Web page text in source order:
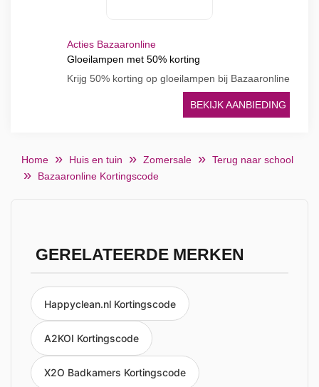
Acties Bazaaronline
Gloeilampen met 50% korting
Krijg 50% korting op gloeilampen bij Bazaaronline
BEKIJK AANBIEDING
Home Huis en tuin Zomersale
Terug naar school
Bazaaronline Kortingscode
GERELATEERDE MERKEN
Happyclean.nl Kortingscode
A2KOI Kortingscode
X2O Badkamers Kortingscode